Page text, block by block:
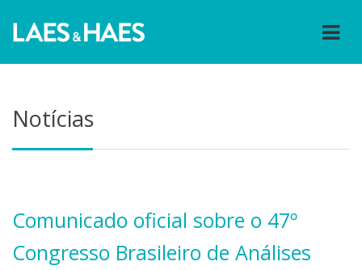
Notícias
Comunicado oficial sobre o 47º
Congresso Brasileiro de Análises